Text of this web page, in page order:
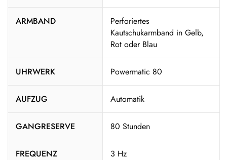
ARMBAND
Perforiertes
Kautschukarmband in Gelb,
Rot oder Blau
UHRWERK Powermatic 80
AUFZUG Automatik
GANGRESERVE 80 Stunden
FREQUENZ 3 Hz